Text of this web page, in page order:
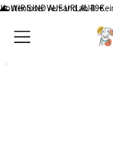
Kostenloser Versand ab 49€
🌊 WIR SIND AUF URLAUB: